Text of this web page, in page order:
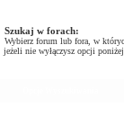
Szukaj w forach:
Wybierz forum lub fora, w
jeżeli nie wyłączysz opcji